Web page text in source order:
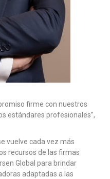
firme con nuestros
estándares profesionales”,
vuelve cada vez más
recursos de las firmas
Global para brindar
adaptadas a las